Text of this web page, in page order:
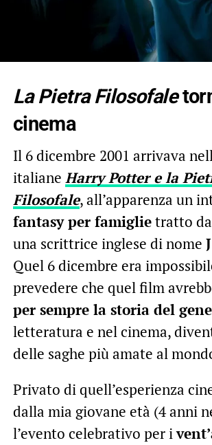
La Pietra Filosofale
cinema
Il 6 dicembre 2001 arrivava
italiane Harry Potter e la
Filosofale, all’apparenza un
fantasy per famiglietratto
una scrittrice inglese di nome
Quel 6 dicembre era
prevedere che quel film
per sempre la storia del
letteratura e nel cinema,
delle saghe più amate al
Privato di quell’esperienza
dalla mia giovane età (4 anni
l’evento celebrativo per i